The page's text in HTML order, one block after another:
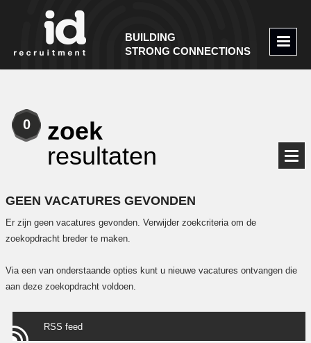
BUILDING
STRONG CONNECTIONS
zoek
resultaten
0
GEEN VACATURES GEVONDEN
Er zijn geen vacatures gevonden. Verwijder zoekcriteria om de
zoekopdracht breder te maken.
Via een van onderstaande opties kunt u nieuwe vacatures ontvangen die
aan deze zoekopdracht voldoen.
RSS feed